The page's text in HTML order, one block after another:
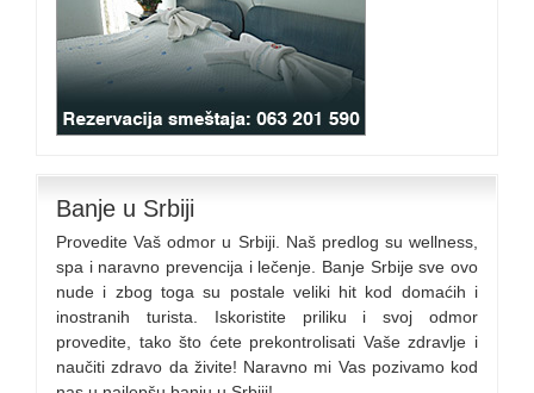
Banje u Srbiji
Provedite Vaš odmor u Srbiji. Naš predlog su wellness,
spa i naravno prevencija i lečenje. Banje Srbije sve ovo
nude i zbog toga su postale veliki hit kod domaćih i
inostranih turista. Iskoristite priliku i svoj odmor
provedite, tako što ćete prekontrolisati Vaše zdravlje i
naučiti zdravo da živite! Naravno mi Vas pozivamo kod